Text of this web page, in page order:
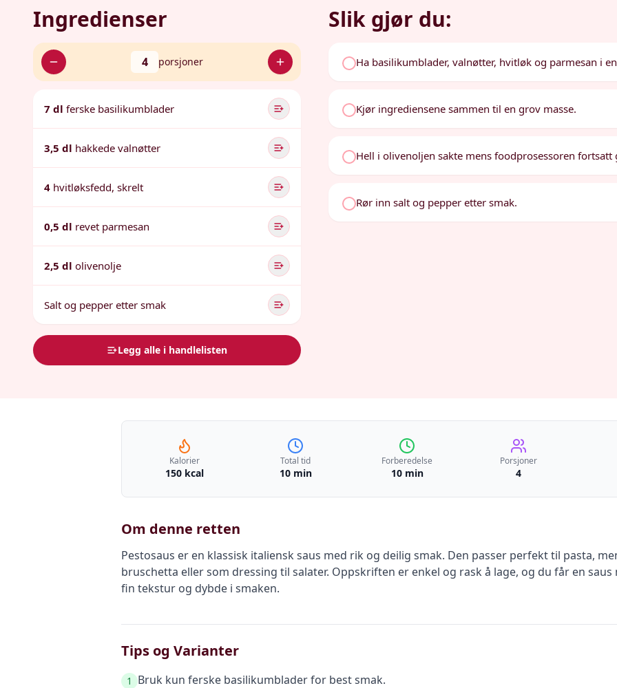
Ingredienser
4 porsjoner
7 dl ferske basilikumblader
3,5 dl hakkede valnøtter
4 hvitløksfedd, skrelt
0,5 dl revet parmesan
2,5 dl olivenolje
Salt og pepper etter smak
Legg alle i handlelisten
Slik gjør du:
Ha basilikumblader, valnøtter, hvitløk og parmesan i
Kjør ingrediensene sammen til en grov masse.
Hell i olivenoljen sakte mens foodprosessoren fortsatt
Rør inn salt og pepper etter smak.
Kalorier
150 kcal
Total tid
10 min
Forberedelse
10 min
Porsjoner
4
Om denne retten
Pestosaus er en klassisk italiensk saus med rik og deilig smak. Den passer perfekt til pasta,
bruschetta eller som dressing til salater. Oppskriften er enkel og rask å lage, og du får en
fin tekstur og dybde i smaken.
Tips og Varianter
1 Bruk kun ferske basilikumblader for best smak.